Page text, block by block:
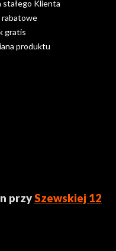
stałego Klienta
rabatowe
gratis
produktu
przySzewskiej 12